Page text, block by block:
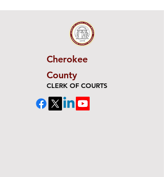
Cherokee
County
CLERK OF COURTS